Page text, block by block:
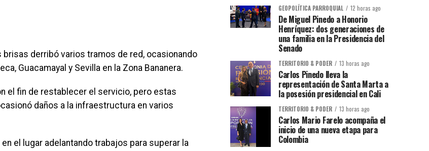
derribó varios tramos de red, ocasionando
Guacamayal y Sevilla en la Zona Bananera.
el fin de restablecer el servicio, pero estas
daños a la infraestructura en varios
el lugar adelantando trabajos para superar la
GEOPOLÍTICA PARROQUIAL 12 horas ago
De Miguel Pinedo a Honorio
Henríquez: dos generaciones de
una familia en la Presidencia del
Senado
TERRITORIO & PODER 13 horas ago
Carlos Pinedo lleva la
representación de Santa Marta a
la posesión presidencial en Cali
TERRITORIO & PODER 13 horas ago
Carlos Mario Farelo acompaña el
inicio de una nueva etapa para
Colombia